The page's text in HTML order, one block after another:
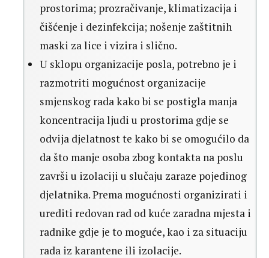
prostorima; prozračivanje, klimatizacija i
čišćenje i dezinfekcija; nošenje zaštitnih
maski za lice i vizira i slično.
U sklopu organizacije posla, potrebno je i
razmotriti mogućnost organizacije
smjenskog rada kako bi se postigla manja
koncentracija ljudi u prostorima gdje se
odvija djelatnost te kako bi se omogućilo da
da što manje osoba zbog kontakta na poslu
završi u izolaciji u slučaju zaraze pojedinog
djelatnika. Prema mogućnosti organizirati i
urediti redovan rad od kuće zaradna mjesta i
radnike gdje je to moguće, kao i za situaciju
rada iz karantene ili izolacije.